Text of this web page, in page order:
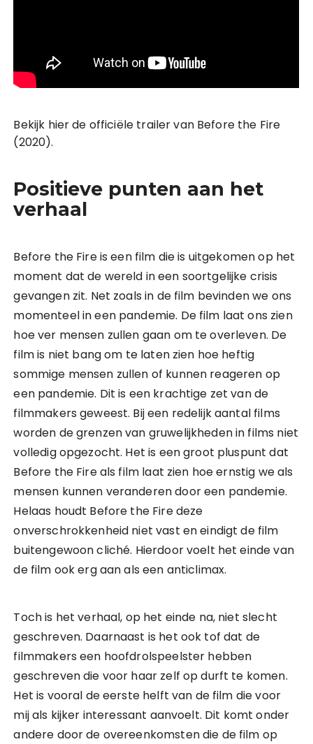
Bekijk hier de officiële trailer van Before the Fire
(2020).
Positieve punten aan het
verhaal
Before the Fire is een film die is uitgekomen op het
moment dat de wereld in een soortgelijke crisis
gevangen zit. Net zoals in de film bevinden we ons
momenteel in een pandemie. De film laat ons zien
hoe ver mensen zullen gaan om te overleven. De
film is niet bang om te laten zien hoe heftig
sommige mensen zullen of kunnen reageren op
een pandemie. Dit is een krachtige zet van de
filmmakers geweest. Bij een redelijk aantal films
worden de grenzen van gruwelijkheden in films niet
volledig opgezocht. Het is een groot pluspunt dat
Before the Fire als film laat zien hoe ernstig we als
mensen kunnen veranderen door een pandemie.
Helaas houdt Before the Fire deze
onverschrokkenheid niet vast en eindigt de film
buitengewoon cliché. Hierdoor voelt het einde van
de film ook erg aan als een anticlimax.
Toch is het verhaal, op het einde na, niet slecht
geschreven. Daarnaast is het ook tof dat de
filmmakers een hoofdrolspeelster hebben
geschreven die voor haar zelf op durft te komen.
Het is vooral de eerste helft van de film die voor
mij als kijker interessant aanvoelt. Dit komt onder
andere door de overeenkomsten die de film op